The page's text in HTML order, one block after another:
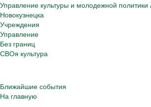
Управление культуры и молодежной политики
Новокузнецка
Учреждения
Управление
Без границ
СВОя культура
Ближайшие события
На главную